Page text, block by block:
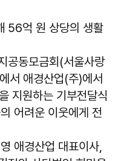
56억 원 상당의 생활
공동모금회(서울사랑
서 애경산업(주)에서
지원하는 기부전달식
어려운 이웃에게 전
애경산업 대표이사,